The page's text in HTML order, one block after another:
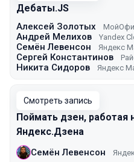
Дебаты.JS
Алексей Золотых
Андрей Мелихов Yandex
Семён Левенсон Яндекс
Сергей Константинов
Никита Сидоров Яндекс
Смотреть запись
Поймать дзен, работая
Яндекс.Дзена
Семён Левенсон